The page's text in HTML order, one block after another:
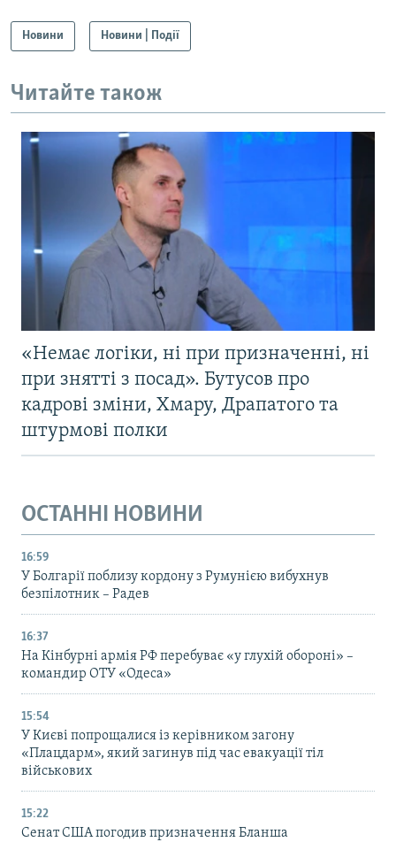
Новини Новини | Події
Читайте також
«Немає логіки, ні при призначенні, ні
при знятті з посад». Бутусов про
кадрові зміни, Хмару, Драпатого та
штурмові полки
ОСТАННІ НОВИНИ
16:59
У Болгарії поблизу кордону з Румунією вибухнув
безпілотник – Радев
16:37
На Кінбурні армія РФ перебуває «у глухій обороні» –
командир ОТУ «Одеса»
15:54
У Києві попрощалися із керівником загону
«Плацдарм», який загинув під час евакуації тіл
військових
15:22
Сенат США погодив призначення Бланша